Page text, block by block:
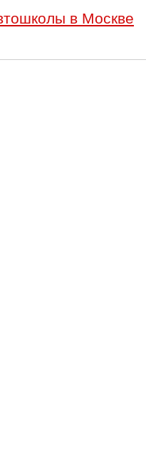
в Москве